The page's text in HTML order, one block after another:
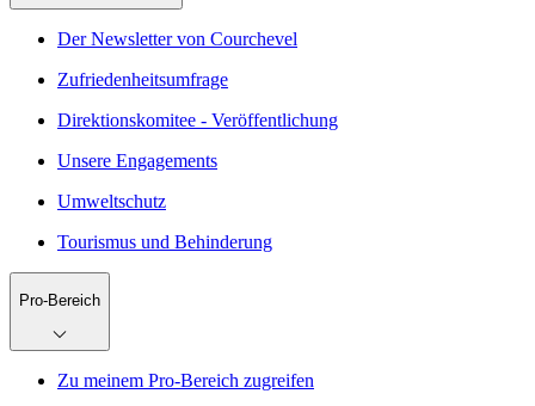
Der Newsletter von Courchevel
Zufriedenheitsumfrage
Direktionskomitee - Veröffentlichung
Unsere Engagements
Umweltschutz
Tourismus und Behinderung
Pro-Bereich
Zu meinem Pro-Bereich zugreifen